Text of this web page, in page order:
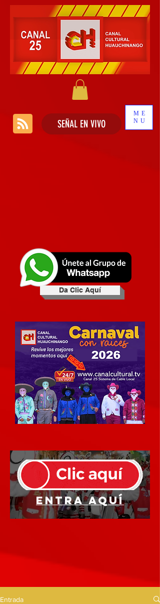
ME
NU
SEÑAL EN VIVO
Da Clic Aquí
Entra aquí
Entrada